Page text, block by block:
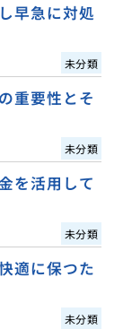
早急に対処
未分類
重要性とそ
未分類
を活用して
未分類
適に保つた
未分類